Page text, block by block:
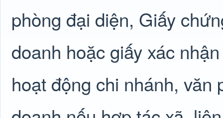
phòng đại diện, Giấy
doanh hoặc giấy xác
hoạt động chi nhánh, văn